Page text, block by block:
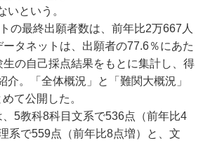
いという。
の最終出願者数は、前年比2万667人
タネットは、出願者の77.6％にあた
の自己採点結果をもとに集計し、得
介。「全体概況」と「難関大概況」
て公開した。
5教科8科目文系で536点（前年比4
系で559点（前年比8点増）と、文